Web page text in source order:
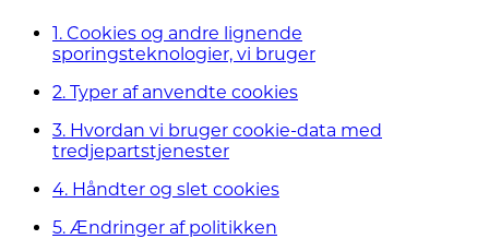
1. Cookies og andre lignende
sporingsteknologier, vi bruger
2. Typer af anvendte cookies
3. Hvordan vi bruger cookie-data med
tredjepartstjenester
4. Håndter og slet cookies
5. Ændringer af politikken